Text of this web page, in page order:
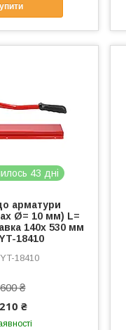
43 дні
арматури
Ø= 10 мм) L=
140х 530 мм
18410
YT-18410
₴
₴